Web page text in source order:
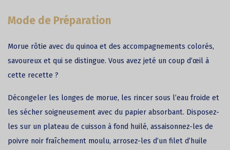
Mode de Préparation
Morue rôtie avec du quinoa et des accompagnements colorés,
savoureux et qui se distingue. Vous avez jeté un coup d’œil à
cette recette ?
Décongeler les longes de morue, les rincer sous l’eau froide et
les sécher soigneusement avec du papier absorbant. Disposez-
les sur un plateau de cuisson à fond huilé, assaisonnez-les de
poivre noir fraîchement moulu, arrosez-les d’un filet d’huile